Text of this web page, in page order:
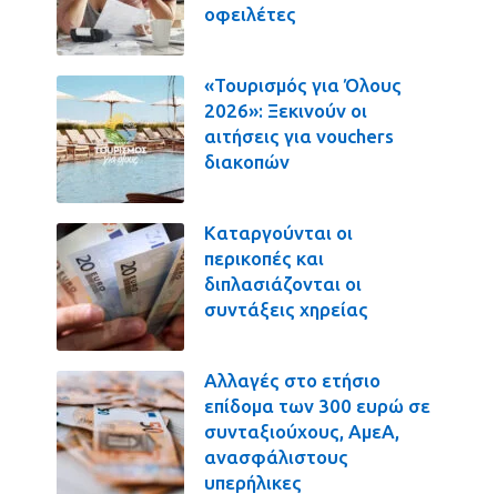
οφειλέτες
«Τουρισμός για Όλους
2026»: Ξεκινούν οι
αιτήσεις για vouchers
διακοπών
Καταργούνται οι
περικοπές και
διπλασιάζονται οι
συντάξεις χηρείας
Αλλαγές στο ετήσιο
επίδομα των 300 ευρώ σε
συνταξιούχους, ΑμεΑ,
ανασφάλιστους
υπερήλικες